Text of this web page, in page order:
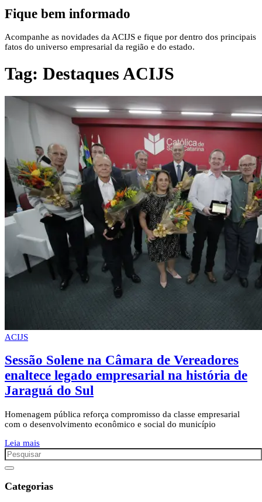
Fique bem informado
Acompanhe as novidades da ACIJS e fique por dentro dos principais
fatos do universo empresarial da região e do estado.
Tag: Destaques ACIJS
ACIJS
Sessão Solene na Câmara de Vereadores
enaltece legado empresarial na história de
Jaraguá do Sul
Homenagem pública reforça compromisso da classe empresarial
com o desenvolvimento econômico e social do município
Leia mais
Categorias